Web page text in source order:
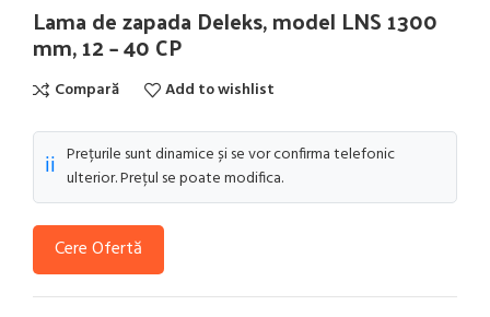
Lama de zapada Deleks, model LNS 1300
mm, 12 – 40 CP
Compară Add to wishlist
ℹ️ Prețurile sunt dinamice și se vor confirma telefonic
ulterior. Prețul se poate modifica.
Cere Ofertă